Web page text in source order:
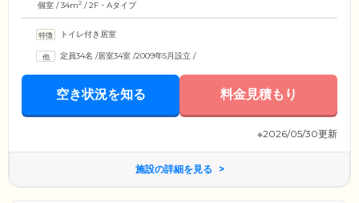
個室 / 34m2 / 2F・Aタイプ
トイレ付き居室
定員34名 /居室34室 /2009年5月設立 /
空き状況を知る 料金見積もり
※2026/05/30更新
施設の詳細を見る